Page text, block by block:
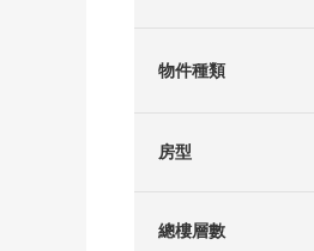
物件種類
房型
總樓層數